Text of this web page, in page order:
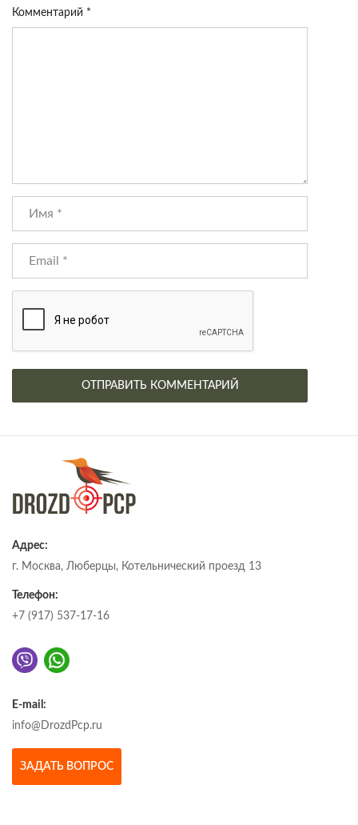
Комментарий *
Адрес:
г. Москва, Люберцы, Котельнический проезд 13
Телефон:
+7 (917) 537-17-16
E-mail:
info@DrozdPcp.ru
ЗАДАТЬ ВОПРОС